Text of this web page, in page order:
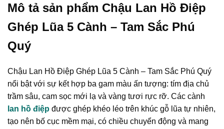
Mô tả sản phẩm Chậu Lan Hồ Điệp
Ghép Lũa 5 Cành – Tam Sắc Phú
Quý
Chậu Lan Hồ Điệp Ghép Lũa 5 Cành – Tam Sắc Phú Quý
nổi bật với sự kết hợp ba gam màu ấn tượng: tím địa chủ
trầm sâu, cam sọc mới lạ và vàng tươi rực rỡ. Các cành
lan hồ điệp được ghép khéo léo trên khúc gỗ lũa tự nhiên,
tạo nên bố cục mềm mại, có chiều chuyển động và mang